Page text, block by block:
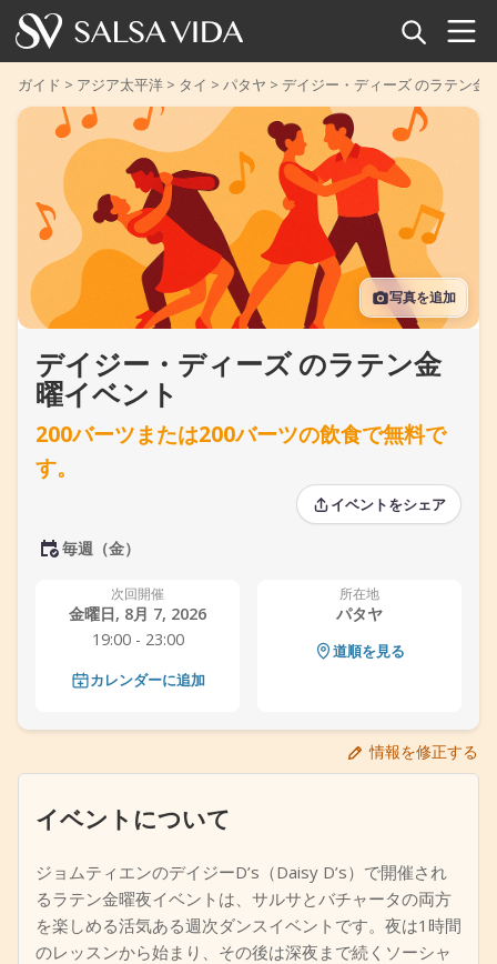
ホーム
イベント
ニュース
記事
動画
サルサ用語集
ショップ
TuneTempo
ガイド > アジア太平洋 > タイ > パタヤ > デイジー・ディーズ のラテン金
写真を追加
デイジー・ディーズ のラテン金
曜イベント
200バーツまたは200バーツの飲食で無料で
す。
イベントをシェア
毎週（金）
次回開催
金曜日, 8月 7, 2026
19:00 - 23:00
カレンダーに追加
所在地
パタヤ
道順を見る
情報を修正する
イベントについて
ジョムティエンのデイジーD’s（Daisy D’s）で開催され
るラテン金曜夜イベントは、サルサとバチャータの両方
を楽しめる活気ある週次ダンスイベントです。夜は1時間
のレッスンから始まり、その後は深夜まで続くソーシャ